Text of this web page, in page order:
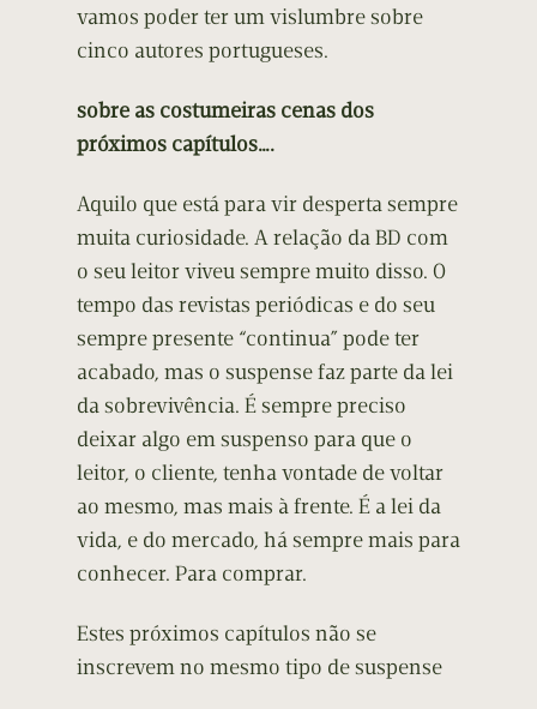
vamos poder ter um vislumbre sobre
cinco autores portugueses.
sobre as costumeiras cenas dos
próximos capítulos….
Aquilo que está para vir desperta sempre
muita curiosidade. A relação da BD com
o seu leitor viveu sempre muito disso. O
tempo das revistas periódicas e do seu
sempre presente “continua” pode ter
acabado, mas o suspense faz parte da lei
da sobrevivência. É sempre preciso
deixar algo em suspenso para que o
leitor, o cliente, tenha vontade de voltar
ao mesmo, mas mais à frente. É a lei da
vida, e do mercado, há sempre mais para
conhecer. Para comprar.
Estes próximos capítulos não se
inscrevem no mesmo tipo de suspense